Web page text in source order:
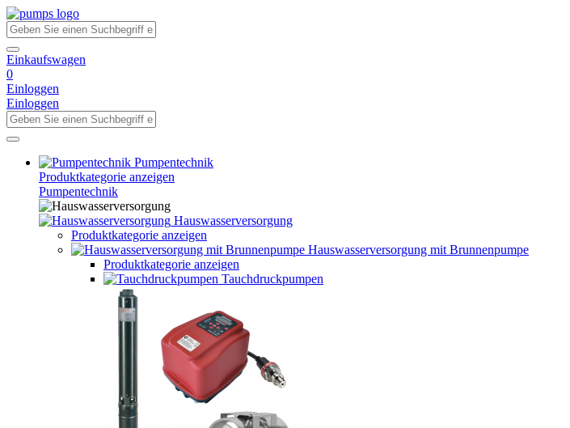
Einkaufswagen
0
Einloggen
Einloggen
Pumpentechnik
Produktkategorie anzeigen
Pumpentechnik
Hauswasserversorgung
Produktkategorie anzeigen
Hauswasserversorgung mit Brunnenpumpe
Produktkategorie anzeigen
Tauchdruckpumpen